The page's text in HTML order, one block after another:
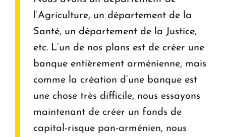
l’Agriculture, un département de la
Santé, un département de la Justice,
etc. L’un de nos plans est de créer une
banque entièrement arménienne, mais
comme la création d’une banque est
une chose très difficile, nous essayons
maintenant de créer un fonds de
capital-risque pan-arménien, nous